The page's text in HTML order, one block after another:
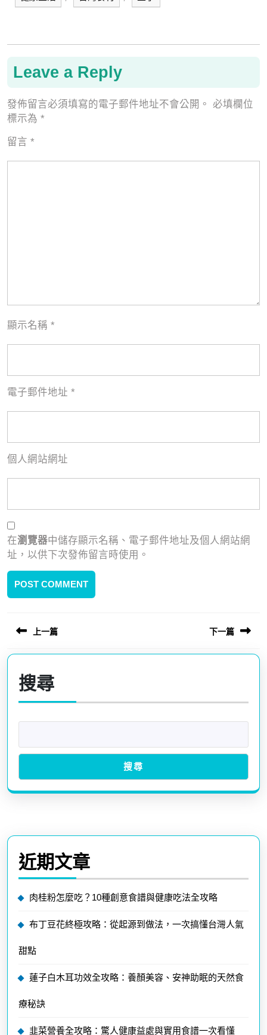
Leave a Reply
發佈留言必須填寫的電子郵件地址不會公開。
必填欄位
標示為 *
留言 *
顯示名稱 *
電子郵件地址 *
個人網站網址
在瀏覽器中儲存顯示名稱、電子郵件地址及個人網站網
址，以供下次發佈留言時使用。
導
覽
上一篇
Previous
post:
下一篇
搜尋
搜尋
近期文章
肉桂粉怎麼吃？10種創意食譜與健康吃法全攻略
布丁豆花終極攻略：從起源到做法，一次搞懂台灣人氣
甜點
蓮子白木耳功效全攻略：養顏美容、安神助眠的天然食
療秘訣
韭菜營養全攻略：驚人健康益處與實用食譜一次看懂